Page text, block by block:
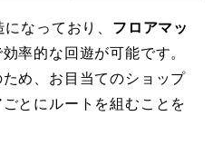
なっており、 フロアマッ
率的な回遊が可能です。
め、お目当てのショップ
とにルートを組むことを